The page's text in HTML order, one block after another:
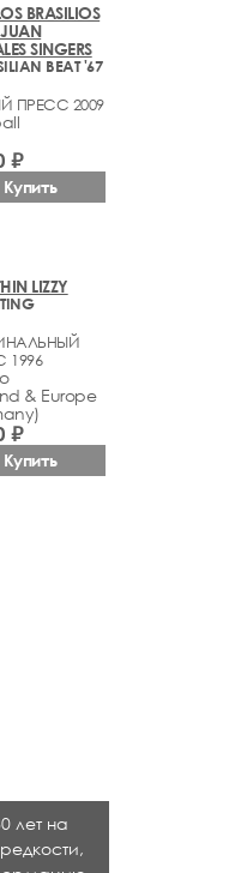
BRASILIOS
SINGERS
BEAT '67
ПРЕСС 2009
₽
Купить
LIZZY
1996
& Europe
₽
Купить
лет на